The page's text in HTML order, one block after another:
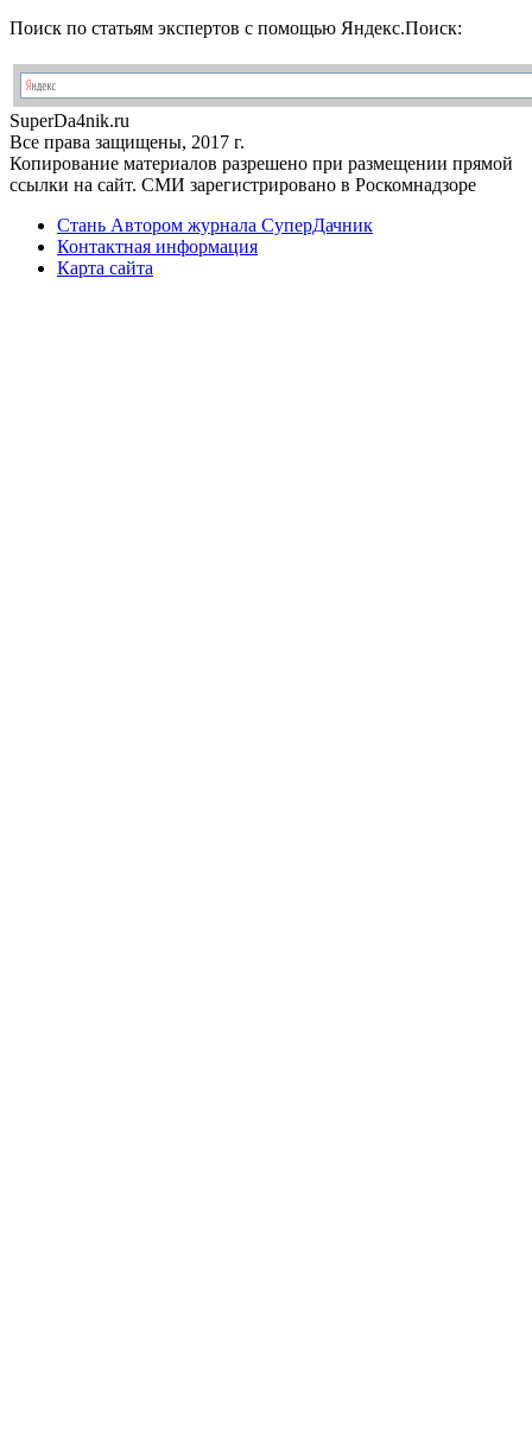
Поиск по статьям экспертов с помощью Яндекс.Поиск:
SuperDa4nik.ru
Все права защищены, 2017 г.
Копирование материалов разрешено при размещении прямой
ссылки на сайт. СМИ зарегистрировано в Роскомнадзоре
Стань Автором журнала СуперДачник
Контактная информация
Карта сайта